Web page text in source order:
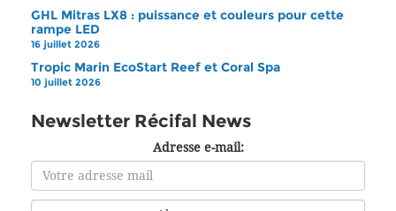
GHL Mitras LX8 : puissance et couleurs pour cette
rampe LED
16 juillet 2026
Tropic Marin EcoStart Reef et Coral Spa
10 juillet 2026
Newsletter Récifal News
Adresse e-mail: